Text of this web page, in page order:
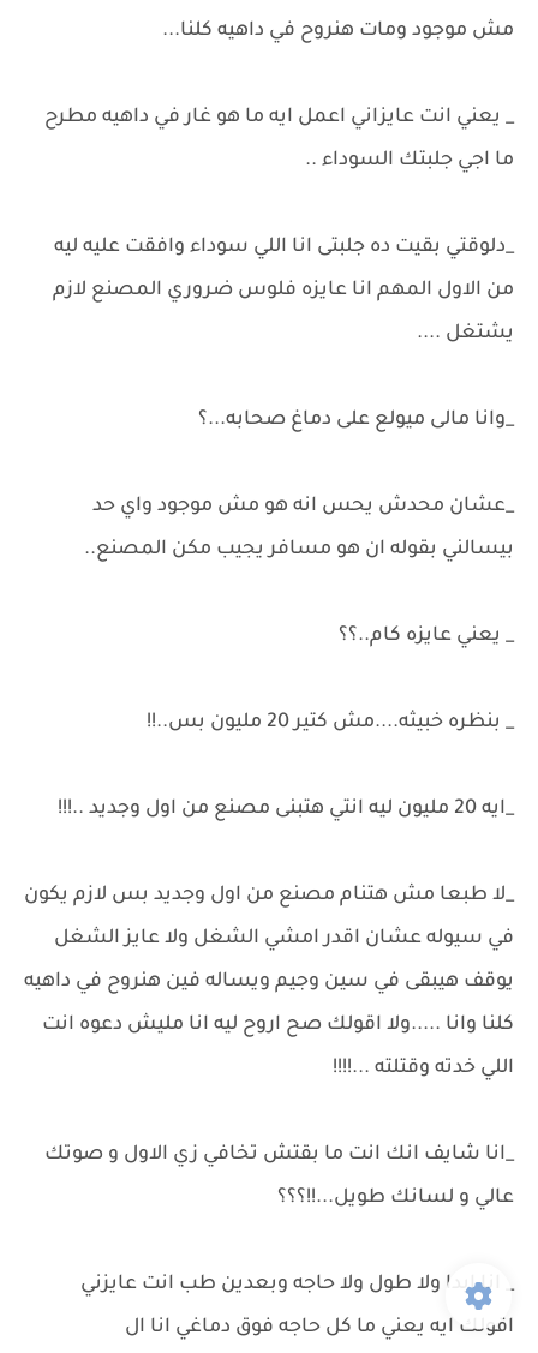
مش موجود ومات هنروح في داهيه كلنا...
_ يعني انت عايزاني اعمل ايه ما هو غار في داهيه مطرح
ما اجي جلبتك السوداء ..
_دلوقتي بقيت ده جلبتى انا اللي سوداء وافقت عليه ليه
من الاول المهم انا عايزه فلوس ضروري المصنع لازم
يشتغل ....
_وانا مالى ميولع على دماغ صحابه...؟
_عشان محدش يحس انه هو مش موجود واي حد
بيسالني بقوله ان هو مسافر يجيب مكن المصنع..
_ يعني عايزه كام..؟؟
_ بنظره خبيثه....مش كتير 20 مليون بس..!!
_ايه 20 مليون ليه انتي هتبنى مصنع من اول وجديد ..!!!
_لا طبعا مش هتنام مصنع من اول وجديد بس لازم يكون
في سيوله عشان اقدر امشي الشغل ولا عايز الشغل
يوقف هيبقى في سين وجيم ويساله فين هنروح في داهيه
كلنا وانا .....ولا اقولك صح اروح ليه انا مليش دعوه انت
اللي خدته وقتلته ...!!!!
_انا شايف انك انت ما بقتش تخافي زي الاول و صوتك
عالي و لسانك طويل...!!؟؟؟
_ انا ابدا ولا طول ولا حاجه وبعدين طب انت عايزني
اقولك ايه يعني ما كل حاجه فوق دماغي انا ال